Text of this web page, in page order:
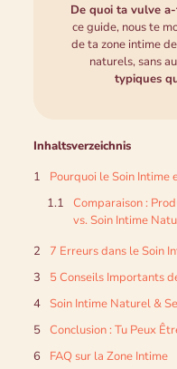
De quoi ta vulve
ce guide, nous te
de ta zone intime
naturels, sans
typiques
Inhaltsverzeichnis
Pourquoi le Soin Intime
Comparaison :
vs. Soin Intime
7 Erreurs dans le Soin
5 Conseils Importants
Soin Intime Naturel &
Conclusion : Tu Peux
FAQ sur la Zone Intime